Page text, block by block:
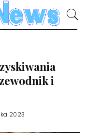
i
2023